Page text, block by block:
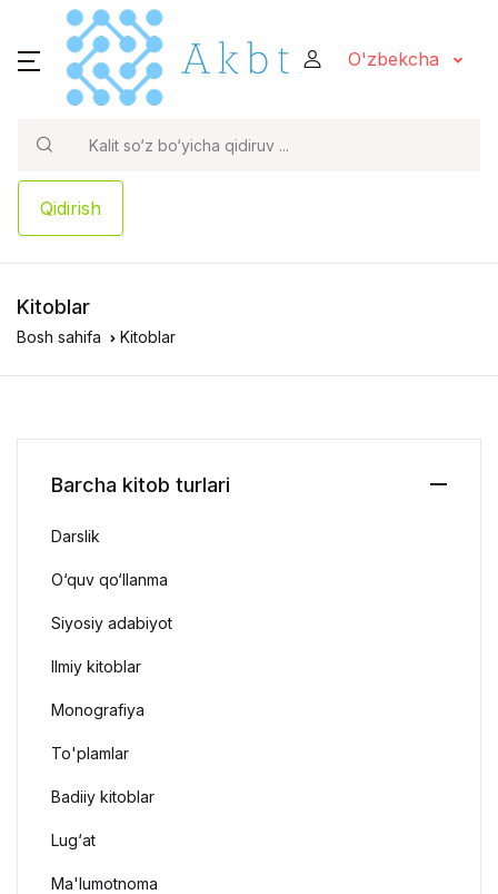
O'zbekcha
Qidirish
Kitoblar
Bosh sahifa Kitoblar
Barcha kitob turlari
Darslik
O‘quv qo‘llanma
Siyosiy adabiyot
Ilmiy kitoblar
Monografiya
To'plamlar
Badiiy kitoblar
Lug‘at
Ma'lumotnoma